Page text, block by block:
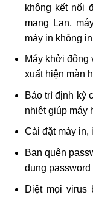
không kết nối
mạng Lan,
máy in không
Máy khởi động
xuất hiện màn
Bảo trì định kỳ
nhiệt giúp máy
Cài đặt máy in,
Bạn quên
dụng password
Diệt mọi virus